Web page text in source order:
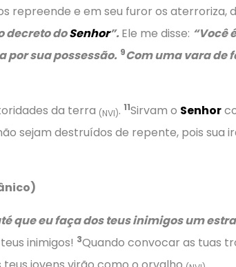
repreende e em seu furor os aterroriza,
decreto doSenhor”.Ele me disse: “Você
por sua possessão. 9Com uma vara de
da terra (NVI). 11Sirvam o Senhor
sejam destruídos de repente, pois sua
que eu faça dos teus inimigos um
inimigos! 3Quando convocar as tuas